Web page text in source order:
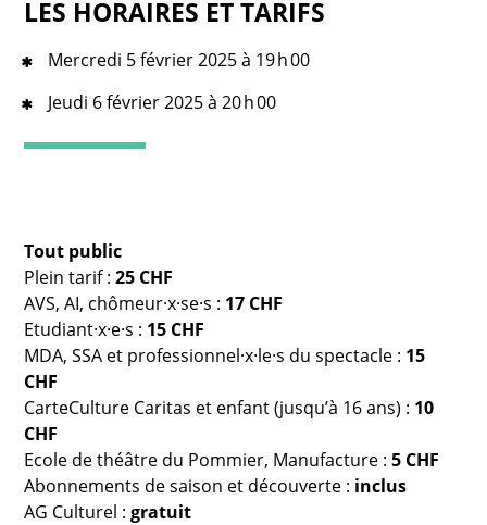
LES HORAIRES ET TARIFS
Mercredi 5 février 2025 à 19 h 00
Jeudi 6 février 2025 à 20 h 00
Tout public
Plein tarif :25 CHF
AVS, AI, chômeur·x·se·s : 17 CHF
Etudiant·x·e·s : 15 CHF
MDA, SSA et professionnel·x·le·s du spectacle : 15
CHF
CarteCulture Caritas et enfant (jusqu’à 16 ans) : 10
CHF
Ecole de théâtre du Pommier, Manufacture :5 CHF
Abonnements de saison et découverte : inclus
AG Culturel :gratuit